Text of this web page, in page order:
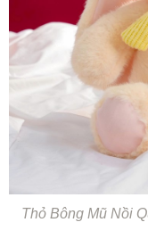
Thỏ Bông Mũ Nồi